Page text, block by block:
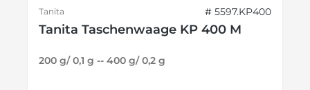
Tanita # 5597.KP400
Tanita Taschenwaage KP 400 M
200 g/ 0,1 g -- 400 g/ 0,2 g